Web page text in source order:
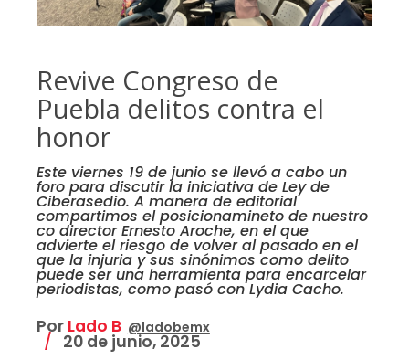
Revive Congreso de
Puebla delitos contra el
honor
Este viernes 19 de junio se llevó a cabo un
foro para discutir la iniciativa de Ley de
Ciberasedio. A manera de editorial
compartimos el posicionamineto de nuestro
co director Ernesto Aroche, en el que
advierte el riesgo de volver al pasado en el
que la injuria y sus sinónimos como delito
puede ser una herramienta para encarcelar
periodistas, como pasó con Lydia Cacho.
Por Lado B @ladobemx
20 de junio, 2025